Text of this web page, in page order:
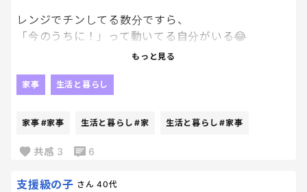
レンジでチンしてる数分ですら、
「今のうちに！」って動いてる自分がいる😂
翌日の予定確認したり、
LINE返したり、
と隙間時間を見つける能力だけは本当に鍛えられる
もっと見る
家事 生活と暮らし
家事 #家事 生活と暮らし #家 生活と暮らし #家事
共感 3 6
支援級の子 さん 40代